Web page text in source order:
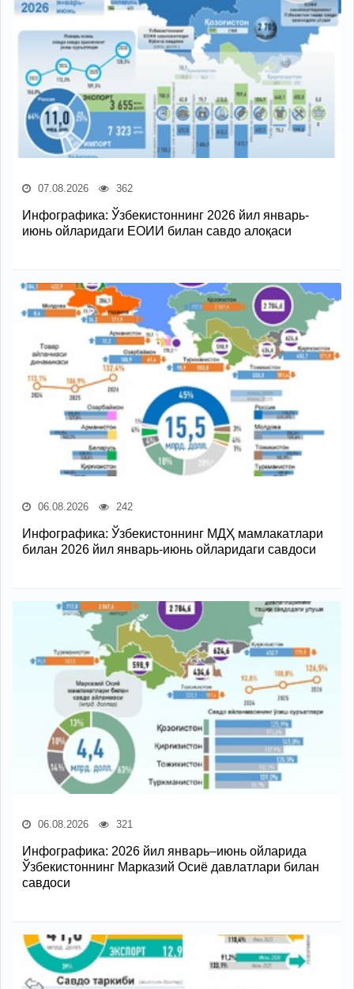
07.08.2026 362
Инфографика: Ўзбекистоннинг 2026 йил январь-
июнь ойларидаги ЕОИИ билан савдо алоқаси
06.08.2026 242
Инфографика: Ўзбекистоннинг МДҲ мамлакатлари
билан 2026 йил январь-июнь ойларидаги савдоси
06.08.2026 321
Инфографика: 2026 йил январь–июнь ойларида
Ўзбекистоннинг Марказий Осиё давлатлари билан
савдоси